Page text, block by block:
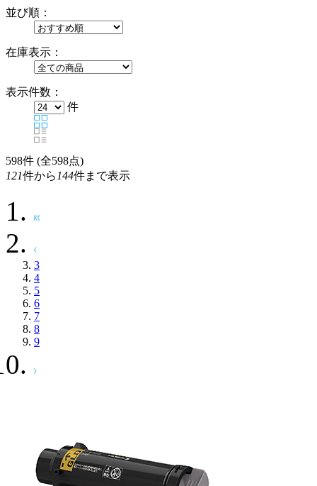
並び順：
在庫表示：
表示件数：
件
598件 (全598点)
121件から 144件まで表示
3
4
5
6
7
8
9